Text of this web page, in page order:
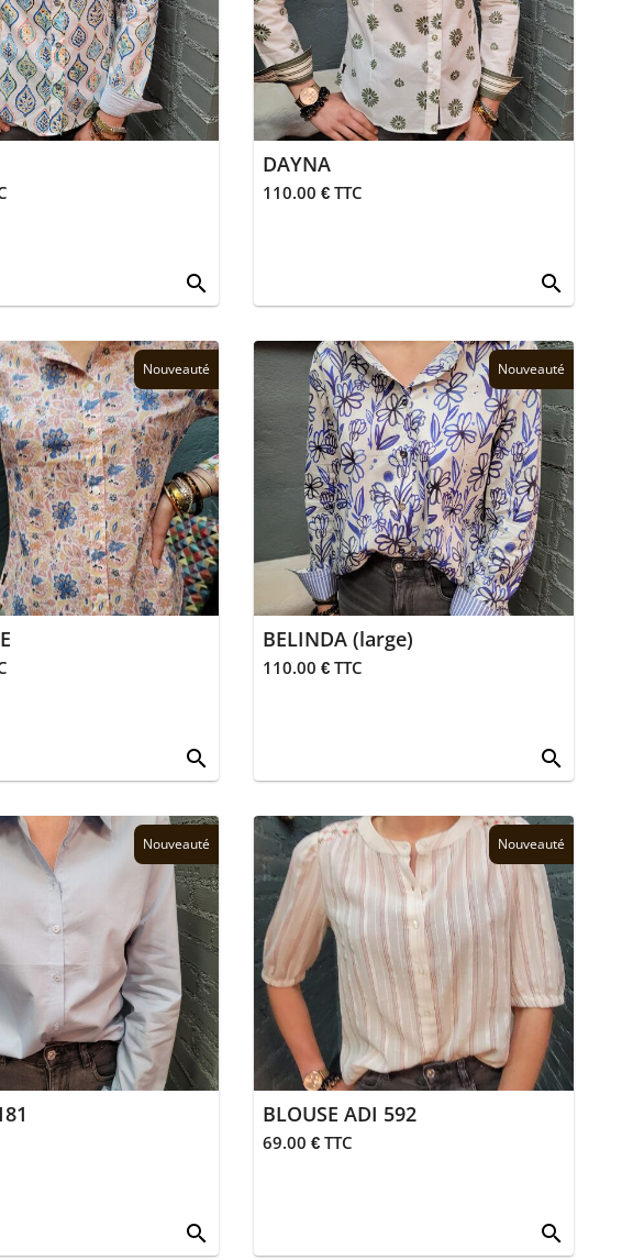
search
DAYNA
110.00 € TTC
search
Nouveauté
search
Nouveauté
BELINDA (large)
110.00 € TTC
search
Nouveauté
search
Nouveauté
BLOUSE ADI 592
69.00 € TTC
search